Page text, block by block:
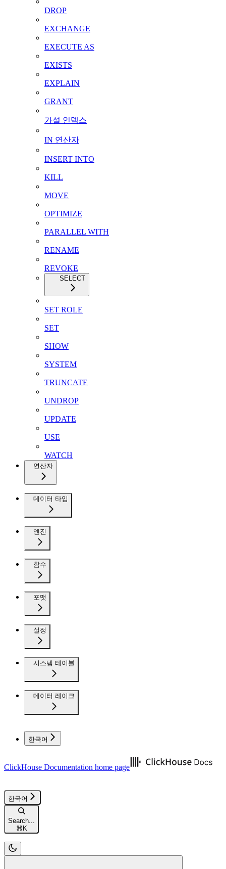
DROP
EXCHANGE
EXECUTE AS
EXISTS
EXPLAIN
GRANT
가설 인덱스
IN 연산자
INSERT INTO
KILL
MOVE
OPTIMIZE
PARALLEL WITH
RENAME
REVOKE
SELECT
SET ROLE
SET
SHOW
SYSTEM
TRUNCATE
UNDROP
UPDATE
USE
WATCH
연산자
데이터 타입
엔진
함수
포맷
설정
시스템 테이블
데이터 레이크
한국어
ClickHouse Documentation home page
한국어
Search...
⌘K